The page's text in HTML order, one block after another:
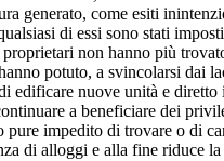
generato, come esiti
di essi sono stati
non hanno più
potuto, a svincolarsi dai
edificare nuove unità e
a beneficiare dei
pure impedito di trovare o di
di alloggi e alla fine riduce